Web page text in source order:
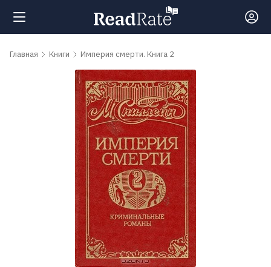
Поиск
обсуждаемые
Главная Книги Империя смерти. Книга 2